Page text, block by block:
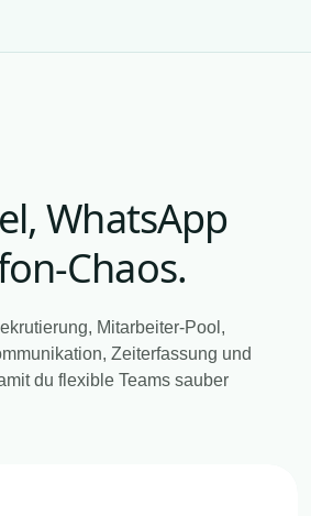
WhatsApp
Chaos.
Mitarbeiter-Pool,
Zeiterfassung und
du flexible Teams sauber